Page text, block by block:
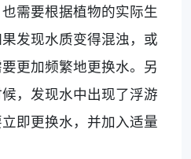
需要根据植物的实际生
发现水质变得混浊，或
更加频繁地更换水。另
，发现水中出现了浮游
即更换水，并加入适量